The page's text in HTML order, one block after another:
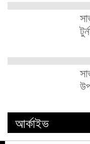
আর্কাইভ